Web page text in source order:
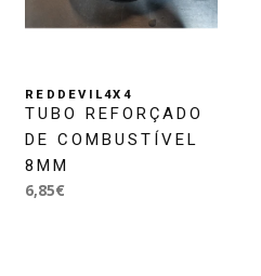
REDDEVIL4X4
TUBO REFORÇADO
DE COMBUSTÍVEL
8MM
6,85€